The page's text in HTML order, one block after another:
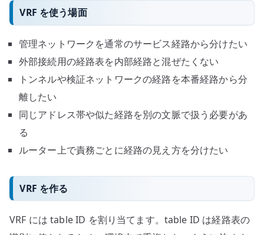
VRF を使う場面
管理ネットワークを通常のサービス経路から分けたい
外部接続用の経路表を内部経路と混ぜたくない
トンネルや検証ネットワークの経路を本番経路から分
離したい
同じアドレス帯や似た経路を別の文脈で扱う必要があ
る
ルーター上で責務ごとに経路の見え方を分けたい
VRF を作る
VRF には table ID を割り当てます。table ID は経路表の